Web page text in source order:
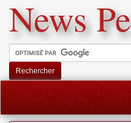
News
Rechercher